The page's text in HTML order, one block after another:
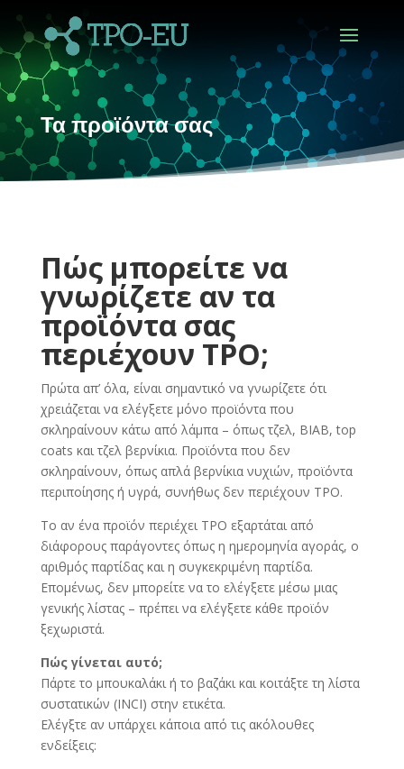
Τα προϊόντα σας
Πώς μπορείτε να
γνωρίζετε αν τα
προϊόντα σας
περιέχουν TPO;
Πρώτα απ’ όλα, είναι σημαντικό να γνωρίζετε ότι
χρειάζεται να ελέγξετε μόνο προϊόντα που
σκληραίνουν κάτω από λάμπα – όπως τζελ, BIAB, top
coats και τζελ βερνίκια. Προϊόντα που δεν
σκληραίνουν, όπως απλά βερνίκια νυχιών, προϊόντα
περιποίησης ή υγρά, συνήθως δεν περιέχουν TPO.
Το αν ένα προϊόν περιέχει TPO εξαρτάται από
διάφορους παράγοντες όπως η ημερομηνία αγοράς, ο
αριθμός παρτίδας και η συγκεκριμένη παρτίδα.
Επομένως, δεν μπορείτε να το ελέγξετε μέσω μιας
γενικής λίστας – πρέπει να ελέγξετε κάθε προϊόν
ξεχωριστά.
Πώς γίνεται αυτό;
Πάρτε το μπουκαλάκι ή το βαζάκι και κοιτάξτε τη λίστα
συστατικών (INCI) στην ετικέτα.
Ελέγξτε αν υπάρχει κάποια από τις ακόλουθες
ενδείξεις: